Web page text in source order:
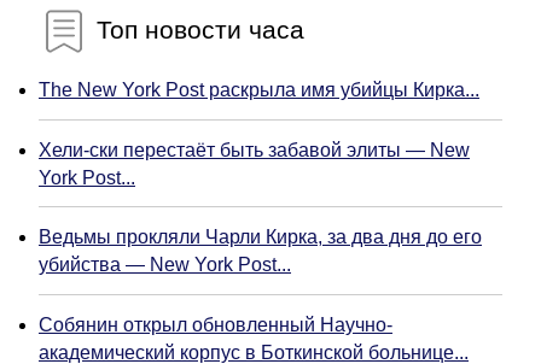
Топ новости часа
The New York Post раскрыла имя убийцы Кирка...
Хели-ски перестаёт быть забавой элиты — New
York Post...
Ведьмы прокляли Чарли Кирка, за два дня до его
убийства — New York Post...
Собянин открыл обновленный Научно-
академический корпус в Боткинской больнице...